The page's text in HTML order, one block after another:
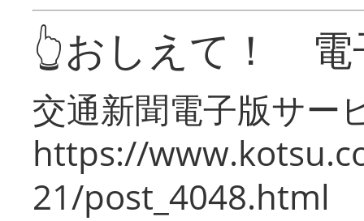
👆おしえて！ 電
交通新聞電子版サー
https://
21/post_4048.html